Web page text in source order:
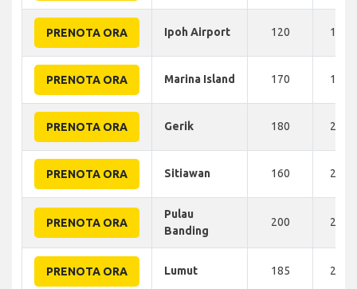
PRENOTA ORA Ipoh Airport 120 160
PRENOTA ORA Marina Island 170 190
PRENOTA ORA Gerik 180 200
PRENOTA ORA Sitiawan 160 210
PRENOTA ORA
Pulau
Banding
200 210
PRENOTA ORA Lumut 185 235